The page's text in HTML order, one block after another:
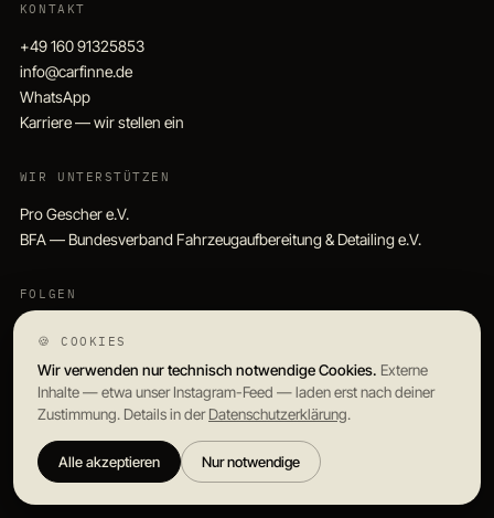
KONTAKT
+49 160 91325853
info@carfinne.de
WhatsApp
Karriere — wir stellen ein
WIR UNTERSTÜTZEN
Pro Gescher e.V.
BFA — Bundesverband Fahrzeugaufbereitung & Detailing e.V.
FOLGEN
Facebook
🍪 COOKIES
Wir verwenden nur technisch notwendige Cookies. Externe
Inhalte — etwa unser Instagram-Feed — laden erst nach deiner
Zustimmung. Details in derDatenschutzerklärung.
Alle akzeptieren Nur notwendige